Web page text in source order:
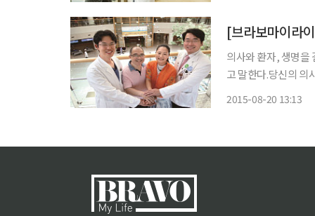
[브라보마이라
의사와 환자, 생명
고 말한다.당신의 의
2015-08-20 13:13